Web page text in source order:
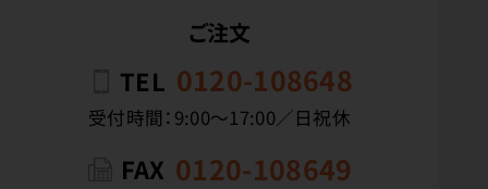
ご注文
TEL 0120-108648
受付時間：9:00〜17:00／日祝休
FAX 0120-108649